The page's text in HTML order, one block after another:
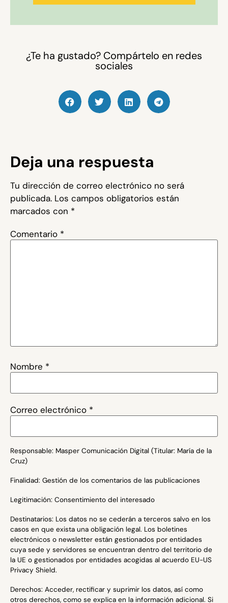
¿Te ha gustado? Compártelo en redes
sociales
Deja una respuesta
Tu dirección de correo electrónico no será
publicada. Los campos obligatorios están
marcados con *
Comentario *
Nombre *
Correo electrónico *
Responsable: Masper Comunicación Digital (Titular: María de la
Cruz)
Finalidad: Gestión de los comentarios de las publicaciones
Legitimación: Consentimiento del interesado
Destinatarios: Los datos no se cederán a terceros salvo en los
casos en que exista una obligación legal. Los boletines
electrónicos o newsletter están gestionados por entidades
cuya sede y servidores se encuentran dentro del territorio de
la UE o gestionados por entidades acogidas al acuerdo EU-US
Privacy Shield.
Derechos: Acceder, rectificar y suprimir los datos, así como
otros derechos, como se explica en la información adicional. Si